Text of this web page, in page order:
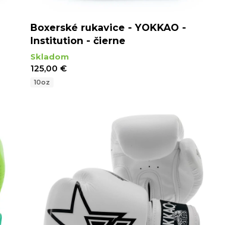
Boxerské rukavice - YOKKAO -
Institution - čierne
Skladom
125,00 €
10oz